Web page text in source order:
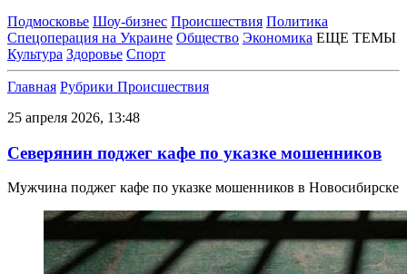
Подмосковье Шоу-бизнес Происшествия Политика
Спецоперация на Украине Общество Экономика ЕЩЕ ТЕМЫ
Культура Здоровье Спорт
Главная Рубрики Происшествия
25 апреля 2026, 13:48
Северянин поджег кафе по указке мошенников
Мужчина поджег кафе по указке мошенников в Новосибирске